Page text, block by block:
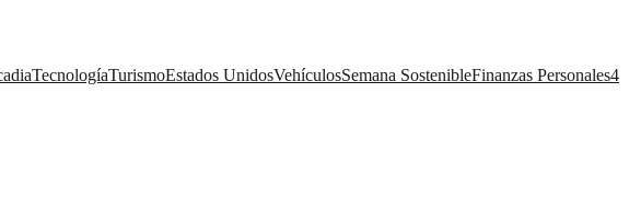
TecnologíaTurismoEstados UnidosVehículosSemana SostenibleFinanzas Personales4